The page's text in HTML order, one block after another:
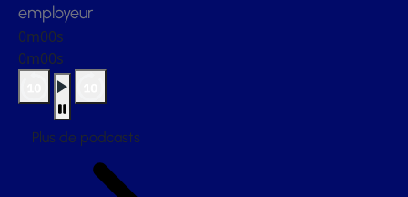
employeur
0m00s
0m00s
Plus de podcasts